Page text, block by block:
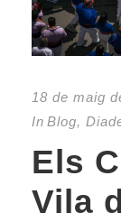
18 de maig
In Blog,
Els
Vila